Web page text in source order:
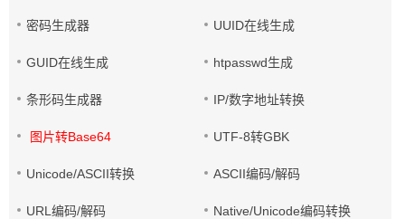
密码生成器 UUID在线生成
GUID在线生成 htpasswd生成
条形码生成器 IP/数字地址转换
图片转Base64 UTF-8转GBK
Unicode/ASCII转换 ASCII编码/解码
URL编码/解码 Native/Unicode编码转换